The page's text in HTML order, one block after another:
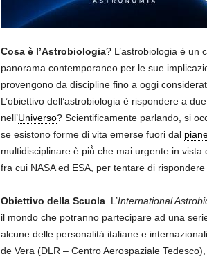
Cosa è l’Astrobiologia? L’astrobiologia è un
panorama contemporaneo per le sue
provengono da discipline fino a oggi
L’obiettivo dell’astrobiologia è rispondere a
nell’Universo? Scientificamente parlando, si
se esistono forme di vita emerse fuori dal
multidisciplinare è più̀ che mai urgente in
fra cui NASA ed ESA, per tentare di
Obiettivo della Scuola. L’International
il mondo che potranno partecipare ad una
alcune delle personalità italiane e
de Vera (DLR – Centro Aerospaziale